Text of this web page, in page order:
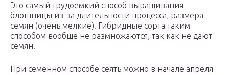
Это самый трудоемкий способ выращивания
блошницы из-за длительности процесса, размера
семян (очень мелкие). Гибридные сорта таким
способом вообще не размножаются, так как не дают
семян.
При семенном способе сеять можно в начале апреля